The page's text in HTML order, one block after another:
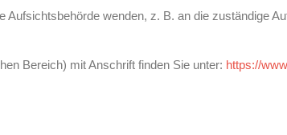
wenden, z. B. an die zuständige
Bereich) mit Anschrift finden Sie unter: https://